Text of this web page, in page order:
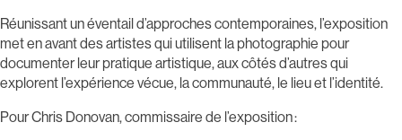
Réunissant un éventail d’approches contemporaines, l’exposition
met en avant des artistes qui utilisent la photographie pour
documenter leur pratique artistique, aux côtés d’autres qui
explorent l’expérience vécue, la communauté, le lieu et l’identité.
Pour Chris Donovan, commissaire de l’exposition :